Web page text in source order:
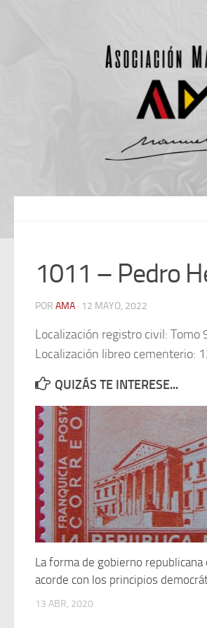
1011 – Pedro
POR AMA · 12 MAYO, 2022
Localización registro civil: Tomo
Localización libreo cementerio:
QUIZÁS TE INTERESE...
La forma de gobierno republicana
acorde con los principios
13 ABR, 2020